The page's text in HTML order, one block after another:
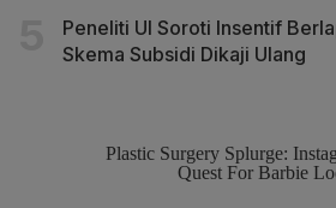
Peneliti UI Soroti Insentif
Skema Subsidi Dikaji Ulang